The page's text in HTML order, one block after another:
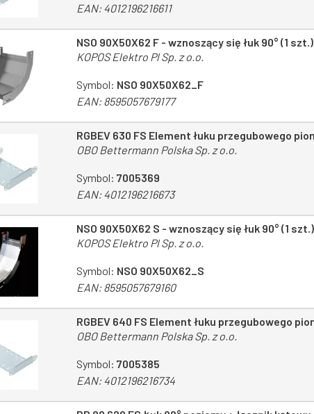
EAN:4012196216611
NSO 90X50X62 F - wznoszący się łuk 90° (1 szt.)
KOPOS Elektro Pl Sp. z o.o.
Symbol: NSO 90X50X62_F
EAN:8595057679177
RGBEV 630 FS Element łuku przegubowego
OBO Bettermann Polska Sp. z o.o.
Symbol: 7005369
EAN:4012196216673
NSO 90X50X62 S - wznoszący się łuk 90° (1 szt.)
KOPOS Elektro Pl Sp. z o.o.
Symbol: NSO 90X50X62_S
EAN:8595057679160
RGBEV 640 FS Element łuku przegubowego
OBO Bettermann Polska Sp. z o.o.
Symbol: 7005385
EAN:4012196216734